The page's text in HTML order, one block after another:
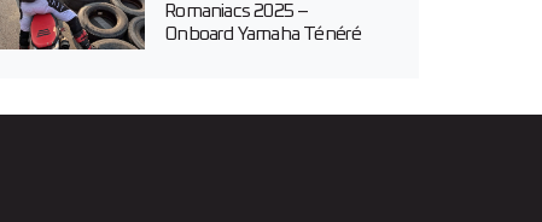
Romaniacs 2025 –
Onboard Yamaha Ténéré